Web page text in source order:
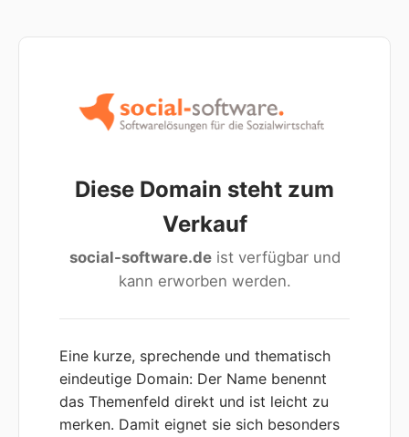
Diese Domain steht zum
Verkauf
social-software.deist verfügbar und
kann erworben werden.
Eine kurze, sprechende und thematisch
eindeutige Domain: Der Name benennt
das Themenfeld direkt und ist leicht zu
merken. Damit eignet sie sich besonders